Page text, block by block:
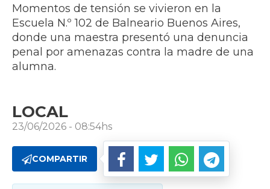
Momentos de tensión se vivieron en la
Escuela N.º 102 de Balneario Buenos Aires,
donde una maestra presentó una denuncia
penal por amenazas contra la madre de una
alumna.
LOCAL
23/06/2026 - 08:54hs
COMPARTIR